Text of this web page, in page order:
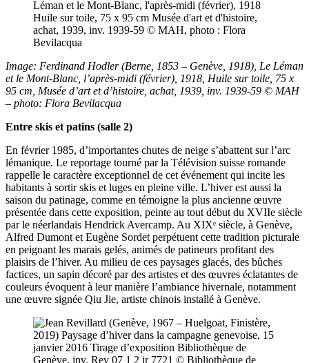
Image: Ferdinand Hodler (Berne, 1853 – Genève, 1918), Le Léman
et le Mont-Blanc, l’après-midi (février), 1918, Huile sur toile, 75 x
95 cm, Musée d’art et d’histoire, achat, 1939, inv. 1939-59 © MAH
– photo: Flora Bevilacqua
Entre skis et patins (salle 2)
En février 1985, d’importantes chutes de neige s’abattent sur l’arc
lémanique. Le reportage tourné par la Télévision suisse romande
rappelle le caractère exceptionnel de cet événement qui incite les
habitants à sortir skis et luges en pleine ville. L’hiver est aussi la
saison du patinage, comme en témoigne la plus ancienne œuvre
présentée dans cette exposition, peinte au tout début du XVIIe siècle
par le néerlandais Hendrick Avercamp. Au XIXᵉ siècle, à Genève,
Alfred Dumont et Eugène Sordet perpétuent cette tradition picturale
en peignant les marais gelés, animés de patineurs profitant des
plaisirs de l’hiver. Au milieu de ces paysages glacés, des bûches
factices, un sapin décoré par des artistes et des œuvres éclatantes de
couleurs évoquent à leur manière l’ambiance hivernale, notamment
une œuvre signée Qiu Jie, artiste chinois installé à Genève.